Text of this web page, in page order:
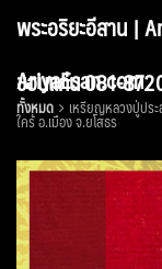
พระอริยะอีสาน |
ขอนแก่น 081-
AriyaEsan.com
ทั้งหมด เหรียญหลวงปู่ปร
ใคร้ อ.เมือง จ.ยโสธร